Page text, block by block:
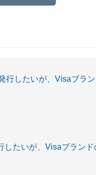
行したいが、Visaブラ
したいが、Visaブラン